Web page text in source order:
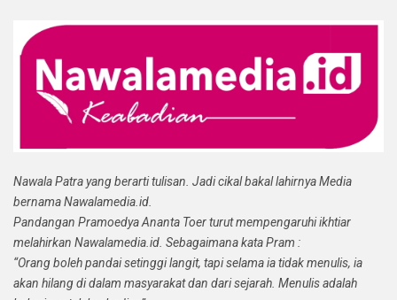
Nawala Patra yang berarti tulisan. Jadi cikal bakal lahirnya Media
bernama Nawalamedia.id.
Pandangan Pramoedya Ananta Toer turut mempengaruhi ikhtiar
melahirkan Nawalamedia.id. Sebagaimana kata Pram :
“Orang boleh pandai setinggi langit, tapi selama ia tidak menulis, ia
akan hilang di dalam masyarakat dan dari sejarah. Menulis adalah